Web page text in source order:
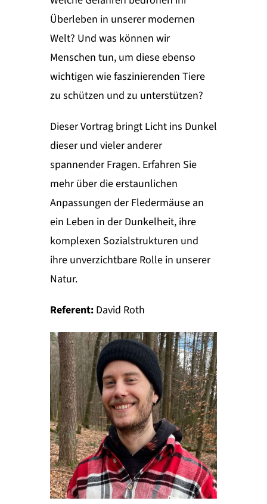
Überleben in unserer modernen
Welt? Und was können wir
Menschen tun, um diese ebenso
wichtigen wie faszinierenden Tiere
zu schützen und zu unterstützen?
Dieser Vortrag bringt Licht ins Dunkel
dieser und vieler anderer
spannender Fragen. Erfahren Sie
mehr über die erstaunlichen
Anpassungen der Fledermäuse an
ein Leben in der Dunkelheit, ihre
komplexen Sozialstrukturen und
ihre unverzichtbare Rolle in unserer
Natur.
Referent: David Roth